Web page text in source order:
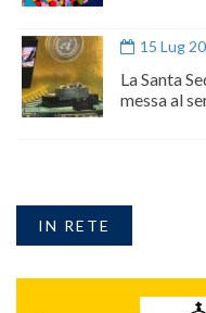
15 Lug
La Santa
messa al
IN RETE